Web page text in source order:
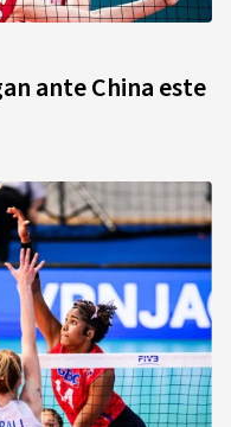
ante China este